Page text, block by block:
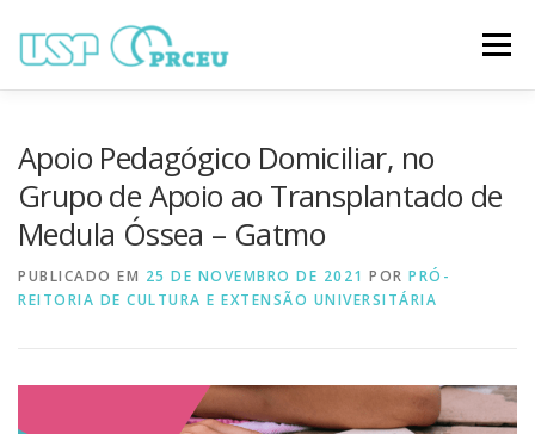
para
Menu
TRABALHOS ONLINE PROGRAMAÇÃO
Apoio Pedagógico Domiciliar, no
Grupo de Apoio ao Transplantado de
Medula Óssea – Gatmo
PUBLICADO EM 25 DE NOVEMBRO DE 2021 POR PRÓ-
REITORIA DE CULTURA E EXTENSÃO UNIVERSITÁRIA